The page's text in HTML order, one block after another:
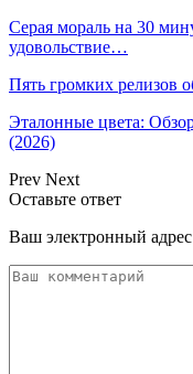
Серая мораль на 30
удовольствие…
Пять громких релизов
Эталонные цвета:
(2026)
Prev Next
Оставьте ответ
Ваш электронный